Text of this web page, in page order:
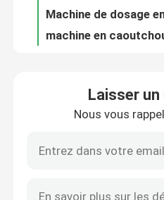
Contrôle de qualité
Demandez une citation
Machine de processus
Laisser
Nous vous